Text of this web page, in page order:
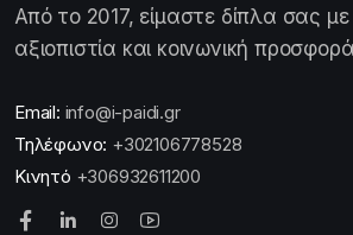
Από το 2017, είμαστε δίπλα σας
αξιοπιστία και κοινωνική
Email: info@i-paidi.gr
Τηλέφωνο: +302106778528
Κινητό +306932611200